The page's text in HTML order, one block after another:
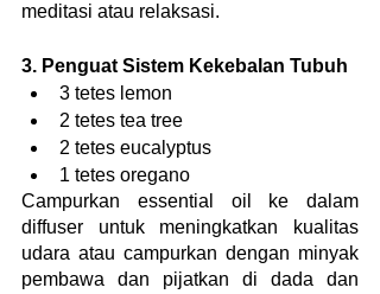
meditasi atau relaksasi.
3. Penguat Sistem Kekebalan Tubuh
3 tetes lemon
2 tetes tea tree
2 tetes eucalyptus
1 tetes oregano
Campurkan essential oil ke dalam
diffuser untuk meningkatkan kualitas
udara atau campurkan dengan minyak
pembawa dan pijatkan di dada dan